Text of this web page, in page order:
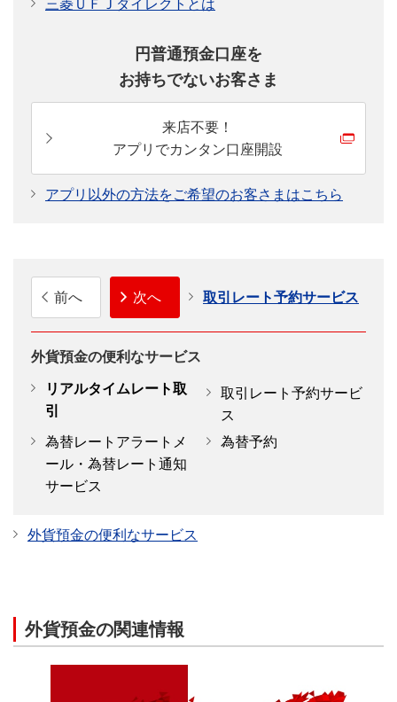
6:00-24:00
(5:00-24:00)
日曜日 0:00-24:00
( )内記載時間：サマータイム 3月第２日曜日～11月第1
12月31日22:00～1月3日7:00はご利用いただけません。
外貨(普通・貯蓄)→外貨預金
取扱時間
平日窓口営業
外貨（定期）→円・外貨預金
横スクロールして確認
三菱ＵＦＪダイレクトとは
円普通預金口座を
お持ちでないお客さま
来店不要！
アプリでカンタン口座開設
アプリ以外の方法をご希望のお客さまはこちら
前へ 次へ 取引レート予約サービス
外貨預金の便利なサービス
リアルタイムレート取
引
取引レート予約サービ
ス
為替レートアラートメ
ール・為替レート通知
サービス
為替予約
外貨預金の便利なサービス
外貨預金の関連情報